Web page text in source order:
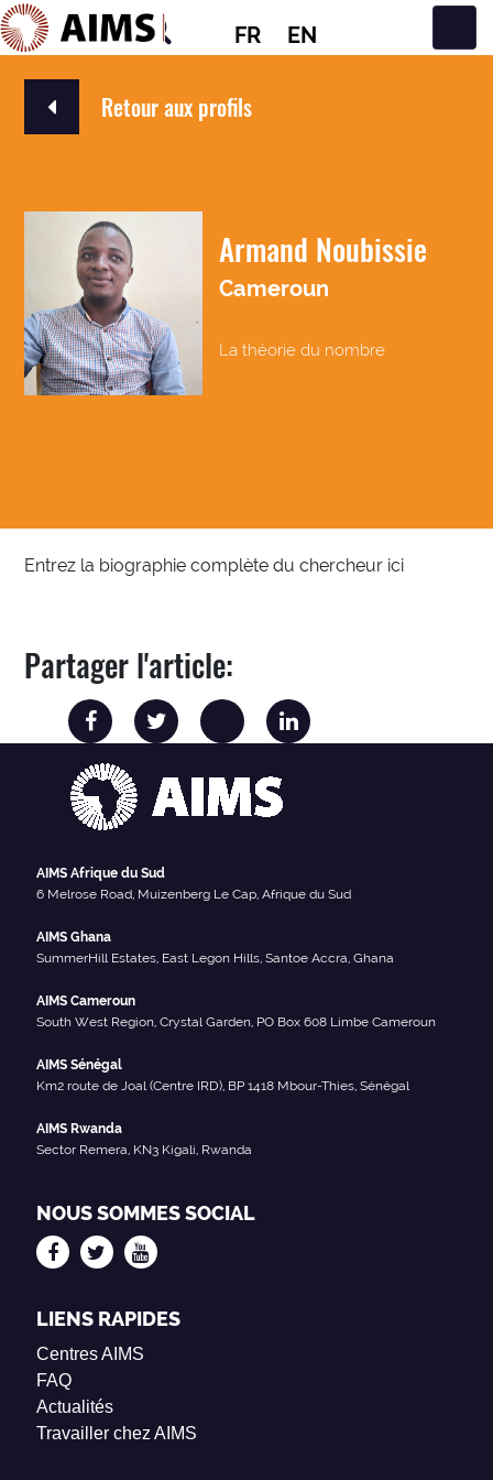
FR EN
Navigation principale
Retour aux profils
Armand Noubissie
Cameroun
La théorie du nombre
Entrez la biographie complète du chercheur ici
Partager l'article:
AIMS Afrique du Sud
6 Melrose Road, Muizenberg Le Cap, Afrique du Sud
AIMS Ghana
SummerHill Estates, East Legon Hills, Santoe Accra, Ghana
AIMS Cameroun
South West Region, Crystal Garden, PO Box 608 Limbe Cameroun
AIMS Sénégal
Km2 route de Joal (Centre IRD), BP 1418 Mbour-Thies, Sénégal
AIMS Rwanda
Sector Remera, KN3 Kigali, Rwanda
NOUS SOMMES SOCIAL
LIENS RAPIDES
Centres AIMS
FAQ
Actualités
Travailler chez AIMS